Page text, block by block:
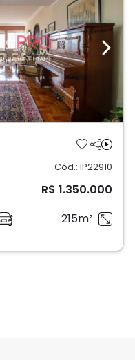
Next
Cód.: IP22910
R$ 1.350.000
215m²